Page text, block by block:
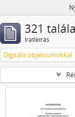
321
Iratleírás
Digitális objektumokkal